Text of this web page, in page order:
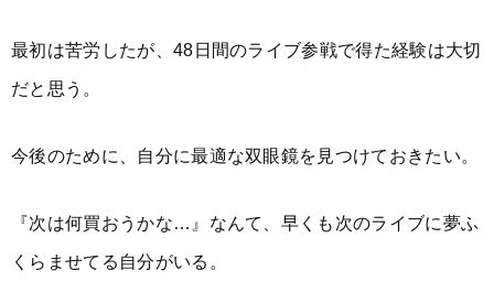
最初は苦労したが、48日間のライブ参戦で得た経験は大切
だと思う。
今後のために、自分に最適な双眼鏡を見つけておきたい。
『次は何買おうかな…』なんて、早くも次のライブに夢ふ
くらませてる自分がいる。